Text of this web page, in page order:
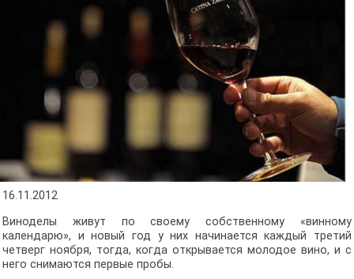
16.11.2012
Виноделы живут по своему собственному «винному
календарю», и новый год у них начинается каждый третий
четверг ноября, тогда, когда открывается молодое вино, и с
него снимаются первые пробы.